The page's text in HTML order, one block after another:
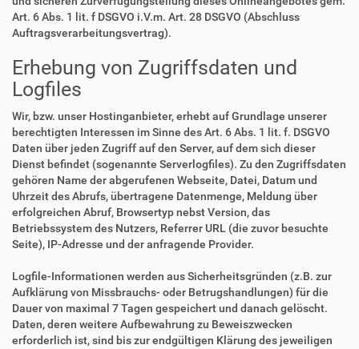
Art. 6 Abs. 1 lit. f DSGVO i.V.m. Art. 28 DSGVO (Abschluss
Auftragsverarbeitungsvertrag).
Erhebung von Zugriffsdaten und
Logfiles
Wir, bzw. unser Hostinganbieter, erhebt auf Grundlage unserer
berechtigten Interessen im Sinne des Art. 6 Abs. 1 lit. f. DSGVO
Daten über jeden Zugriff auf den Server, auf dem sich dieser
Dienst befindet (sogenannte Serverlogfiles). Zu den Zugriffsdaten
gehören Name der abgerufenen Webseite, Datei, Datum und
Uhrzeit des Abrufs, übertragene Datenmenge, Meldung über
erfolgreichen Abruf, Browsertyp nebst Version, das
Betriebssystem des Nutzers, Referrer URL (die zuvor besuchte
Seite), IP-Adresse und der anfragende Provider.
Logfile-Informationen werden aus Sicherheitsgründen (z.B. zur
Aufklärung von Missbrauchs- oder Betrugshandlungen) für die
Dauer von maximal 7 Tagen gespeichert und danach gelöscht.
Daten, deren weitere Aufbewahrung zu Beweiszwecken
erforderlich ist, sind bis zur endgültigen Klärung des jeweiligen